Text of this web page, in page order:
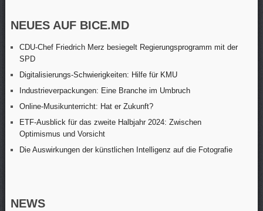
NEUES AUF BICE.MD
CDU-Chef Friedrich Merz besiegelt Regierungsprogramm mit der
SPD
Digitalisierungs-Schwierigkeiten: Hilfe für KMU
Industrieverpackungen: Eine Branche im Umbruch
Online-Musikunterricht: Hat er Zukunft?
ETF-Ausblick für das zweite Halbjahr 2024: Zwischen
Optimismus und Vorsicht
Die Auswirkungen der künstlichen Intelligenz auf die Fotografie
NEWS